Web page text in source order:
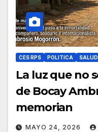
CES RPS POLITICA SALUD
La luz que no
de Bocay
memorian
MAYO 24, 2026